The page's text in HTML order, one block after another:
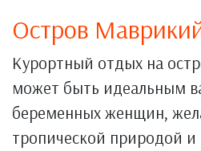
Остров
Курортный отдых на
может быть идеальным
беременных женщин,
тропической природой